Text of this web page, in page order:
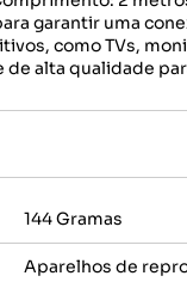
garantir uma
como TVs,
de alta qualidade
144 Gramas
Aparelhos de